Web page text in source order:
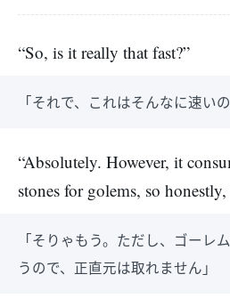
“So, is it really that fast?”
「それで、これはそんなに速いの
“Absolutely. However, it
stones for golems, so
「そりゃもう。ただし、ゴーレ
うので、正直元は取れません」